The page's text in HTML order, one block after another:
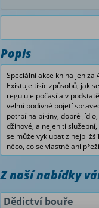
Popis
Speciální akce kniha jen za
Existuje tisíc způsobů, jak
reguluje počasí a v
velmi podivné pojetí
potrpí na bikiny, dobré
džinové, a nejen ti
se může vyklubat z
něco, co se vlastně ani
Z naší nabídky
Dědictví bouře